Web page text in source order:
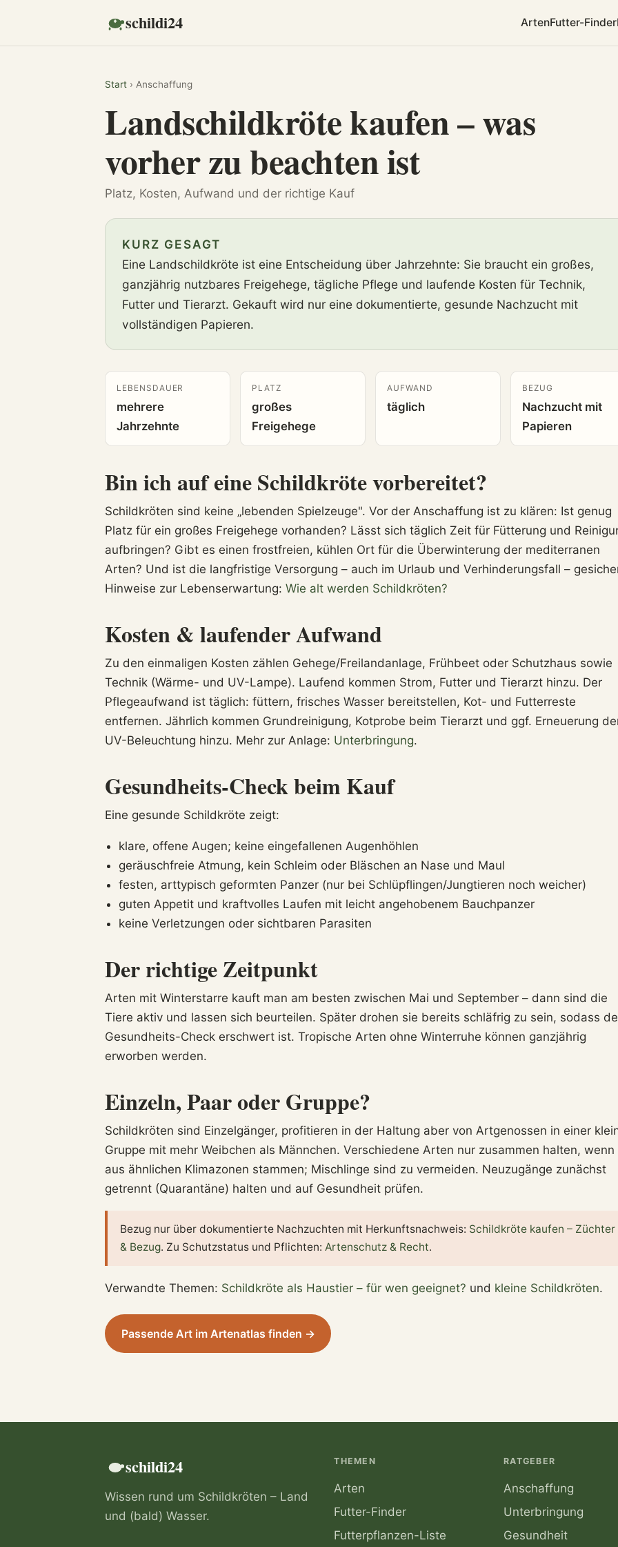
schildi24 ArtenFutter-Finder
Start › Anschaffung
Landschildkröte kaufen – was
vorher zu beachten ist
Platz, Kosten, Aufwand und der richtige Kauf
KURZ GESAGT
Eine Landschildkröte ist eine Entscheidung über Jahrzehnte: Sie braucht ein großes,
ganzjährig nutzbares Freigehege, tägliche Pflege und laufende Kosten für Technik,
Futter und Tierarzt. Gekauft wird nur eine dokumentierte, gesunde Nachzucht mit
vollständigen Papieren.
LEBENSDAUER
mehrere
Jahrzehnte
PLATZ
großes
Freigehege
AUFWAND
täglich
BEZUG
Nachzucht mit
Papieren
Bin ich auf eine Schildkröte vorbereitet?
Schildkröten sind keine „lebenden Spielzeuge". Vor der Anschaffung ist zu klären: Ist genug
Platz für ein großes Freigehege vorhanden? Lässt sich täglich Zeit für Fütterung und
aufbringen? Gibt es einen frostfreien, kühlen Ort für die Überwinterung der mediterranen
Arten? Und ist die langfristige Versorgung – auch im Urlaub und Verhinderungsfall –
Hinweise zur Lebenserwartung: Wie alt werden Schildkröten?
Kosten & laufender Aufwand
Zu den einmaligen Kosten zählen Gehege/Freilandanlage, Frühbeet oder Schutzhaus sowie
Technik (Wärme- und UV-Lampe). Laufend kommen Strom, Futter und Tierarzt hinzu. Der
Pflegeaufwand ist täglich: füttern, frisches Wasser bereitstellen, Kot- und Futterreste
entfernen. Jährlich kommen Grundreinigung, Kotprobe beim Tierarzt und ggf. Erneuerung
UV-Beleuchtung hinzu. Mehr zur Anlage: Unterbringung.
Gesundheits-Check beim Kauf
Eine gesunde Schildkröte zeigt:
klare, offene Augen; keine eingefallenen Augenhöhlen
geräuschfreie Atmung, kein Schleim oder Bläschen an Nase und Maul
festen, arttypisch geformten Panzer (nur bei Schlüpflingen/Jungtieren noch weicher)
guten Appetit und kraftvolles Laufen mit leicht angehobenem Bauchpanzer
keine Verletzungen oder sichtbaren Parasiten
Der richtige Zeitpunkt
Arten mit Winterstarre kauft man am besten zwischen Mai und September – dann sind die
Tiere aktiv und lassen sich beurteilen. Später drohen sie bereits schläfrig zu sein, sodass
Gesundheits-Check erschwert ist. Tropische Arten ohne Winterruhe können ganzjährig
erworben werden.
Einzeln, Paar oder Gruppe?
Schildkröten sind Einzelgänger, profitieren in der Haltung aber von Artgenossen in einer
Gruppe mit mehr Weibchen als Männchen. Verschiedene Arten nur zusammen halten, wenn
aus ähnlichen Klimazonen stammen; Mischlinge sind zu vermeiden. Neuzugänge zunächst
getrennt (Quarantäne) halten und auf Gesundheit prüfen.
Bezug nur über dokumentierte Nachzuchten mit Herkunftsnachweis: Schildkröte kaufen – Züchter
& Bezug. Zu Schutzstatus und Pflichten: Artenschutz & Recht.
Verwandte Themen: Schildkröte als Haustier – für wen geeignet? und kleine Schildkröten.
Passende Art im Artenatlas finden →
schildi24
Wissen rund um Schildkröten – Land
und (bald) Wasser.
THEMEN
Arten
Futter-Finder
Futterpflanzen-Liste
RATGEBER
Anschaffung
Unterbringung
Gesundheit